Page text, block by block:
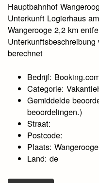
Hauptbahnhof
Unterkunft Logierhaus
Wangerooge 2,2 km
berechnet
Bedrijf:
Categorie:
Gemiddelde
beoordelingen.)
Straat:
Postcode:
Plaats: Wangerooge
Land: de